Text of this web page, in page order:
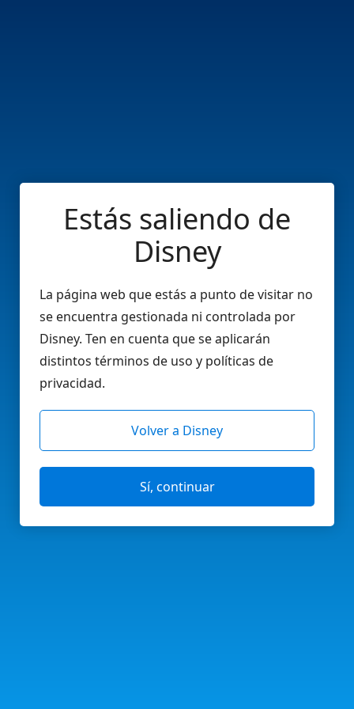
Estás saliendo de
Disney
La página web que estás a punto de visitar no
se encuentra gestionada ni controlada por
Disney. Ten en cuenta que se aplicarán
distintos términos de uso y políticas de
privacidad.
Volver a Disney
Sí, continuar